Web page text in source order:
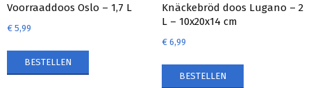
Voorraaddoos Oslo – 1,7 L
€ 5,99
BESTELLEN
Knäckebröd doos Lugano – 2
L – 10x20x14 cm
€6,99
BESTELLEN